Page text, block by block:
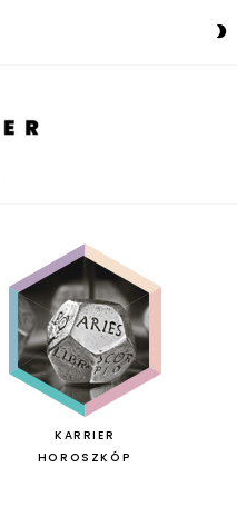
KARRIER
HOROSZKÓP